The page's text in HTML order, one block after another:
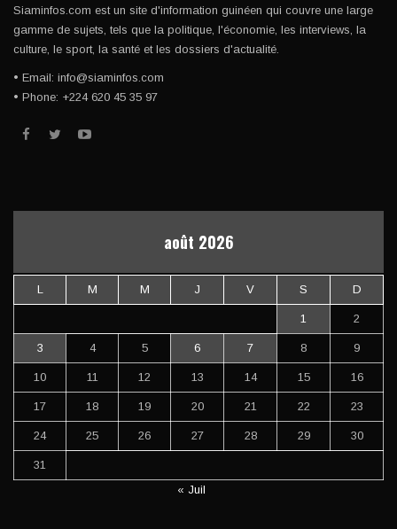
Siaminfos.com est un site d'information guinéen qui couvre une large
gamme de sujets, tels que la politique, l'économie, les interviews, la
culture, le sport, la santé et les dossiers d'actualité.
• Email: info@siaminfos.com
• Phone: +224 620 45 35 97
août 2026
L M M J V S D
1 2
3 4 5 6 7 8 9
10 11 12 13 14 15 16
17 18 19 20 21 22 23
24 25 26 27 28 29 30
31
« Juil